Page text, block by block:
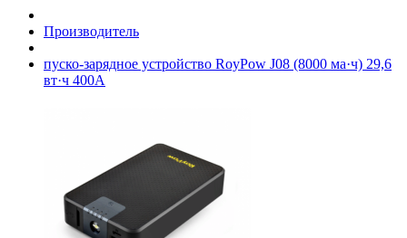
Производитель
пуско-зарядное устройство RoyPow J08 (8000 ма·ч) 29,6
вт·ч 400A